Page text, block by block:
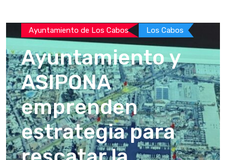
Ayuntamiento de Los Cabos Los Cabos
Ayuntamiento y
ASIPONA
emprenden
estrategia para